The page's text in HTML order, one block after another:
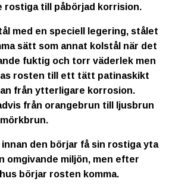
rostiga till påbörjad korrision.
med en speciell legering, stålet
sätt som annat kolstål när det
fuktig och torr väderlek men
rosten till ett tätt patinaskikt
från ytterligare korrosion.
från orangebrun till ljusbrun
den börjar få sin rostiga yta
omgivande miljön, men efter
börjar rosten komma.